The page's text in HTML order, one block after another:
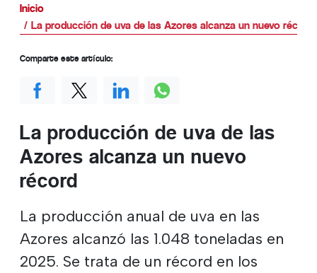
Inicio
La producción de uva de las Azores alcanza un nuevo récord
La producción de uva de las
Azores alcanza un nuevo
récord
La producción anual de uva en las
Azores alcanzó las 1.048 toneladas en
2025. Se trata de un récord en los
Comparte este artículo: